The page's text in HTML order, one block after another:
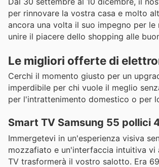
per rinnovare la vostra casa e molto
ancora una volta il suo impegno per
unire il piacere dello shopping alle
Le migliori offerte di
Cerchi il momento giusto per un
imperdibile per chi vuole il meglio
per l'intrattenimento domestico o per
Smart TV Samsung 55 pollici
Immergetevi in un'esperienza visiva
mozzafiato e un'interfaccia intuitiva
TV trasformerà il vostro salotto. Era